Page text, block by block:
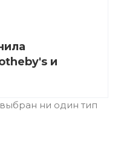
и
ни один тип